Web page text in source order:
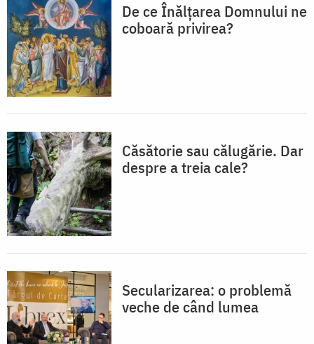
De ce Înălțarea Domnului ne
coboară privirea?
Căsătorie sau călugărie. Dar
despre a treia cale?
Secularizarea: o problemă
veche de când lumea